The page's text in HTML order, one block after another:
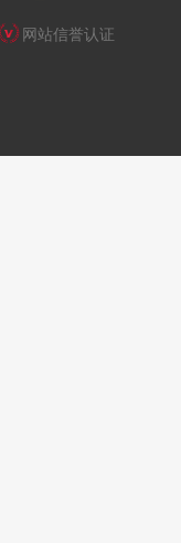
网站信誉认证